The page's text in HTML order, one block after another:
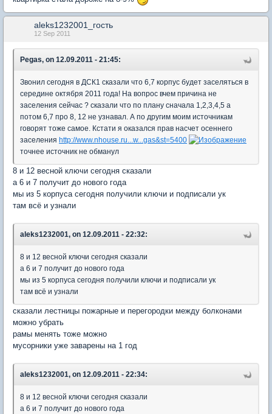
aleks1232001_гость
12 Sep 2011
Pegas, on 12.09.2011 - 21:45:
Звонил сегодня в ДСК1 сказали что 6,7 корпус будет заселяться в
середине октября 2011 года! На вопрос вчем причина не
заселения сейчас ? сказали что по плану сначала 1,2,3,4,5 а
потом 6,7 про 8, 12 не узнавал. А по другим моим источникам
говорят тоже самое. Кстати я оказался прав насчет осеннего
заселения http://www.nhouse.ru...w...gas&st=5400
точнее источник не обманул
8 и 12 весной ключи сегодня сказали
а 6 и 7 получит до нового года
мы из 5 корпуса сегодня получили ключи и подписали ук
там всё и узнали
aleks1232001, on 12.09.2011 - 22:32:
8 и 12 весной ключи сегодня сказали
а 6 и 7 получит до нового года
мы из 5 корпуса сегодня получили ключи и подписали ук
там всё и узнали
сказали лестницы пожарные и перегородки между болконами
можно убрать
рамы менять тоже можно
мусорники уже заварены на 1 год
aleks1232001, on 12.09.2011 - 22:34:
8 и 12 весной ключи сегодня сказали
а 6 и 7 получит до нового года